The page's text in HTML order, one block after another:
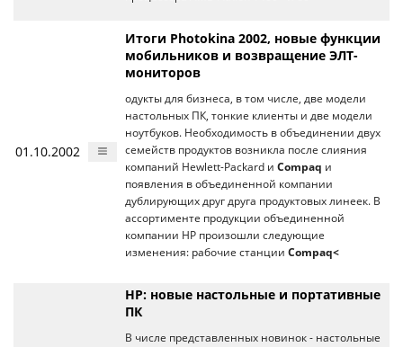
01.10.2002
Итоги Photokina 2002, новые функции
мобильников и возвращение ЭЛТ-
мониторов
одукты для бизнеса, в том числе, две модели
настольных ПК, тонкие клиенты и две модели
ноутбуков. Необходимость в объединении двух
семейств продуктов возникла после слияния
компаний Hewlett-Packard и Compaq и
появления в объединенной компании
дублирующих друг друга продуктовых линеек. В
ассортименте продукции объединенной
компании HP произошли следующие
изменения: рабочие станции Compaq<
HP: новые настольные и портативные
ПК
В числе представленных новинок - настольные